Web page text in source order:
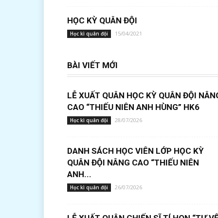
HỌC KỲ QUÂN ĐỘI
Học kì quân đội 15/04/2021
BÀI VIẾT MỚI
LỄ XUẤT QUÂN HỌC KỲ QUÂN ĐỘI
CAO “THIẾU NIÊN ANH HÙNG” HK6
Học kì quân đội 28/07/2026
DANH SÁCH HỌC VIÊN LỚP HỌC KỲ
QUÂN ĐỘI NÂNG CAO “THIẾU NIÊN
ANH...
Học kì quân đội 26/07/2026